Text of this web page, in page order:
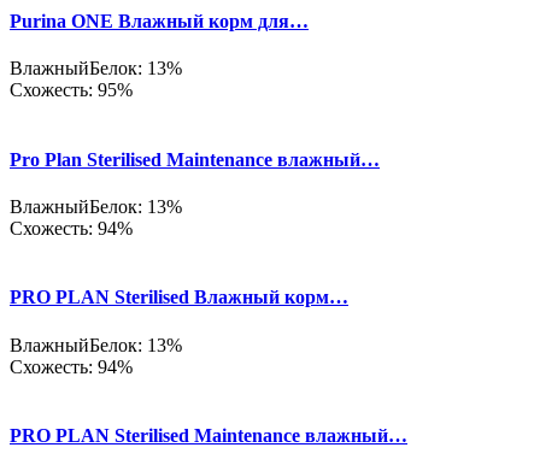
Purina ONE Влажный корм для…
ВлажныйБелок: 13%
Схожесть: 95%
Pro Plan Sterilised Maintenance влажный…
ВлажныйБелок: 13%
Схожесть: 94%
PRO PLAN Sterilised Влажный корм…
ВлажныйБелок: 13%
Схожесть: 94%
PRO PLAN Sterilised Maintenance влажный…